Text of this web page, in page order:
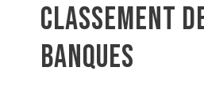
CLASSEMENT
BANQUES